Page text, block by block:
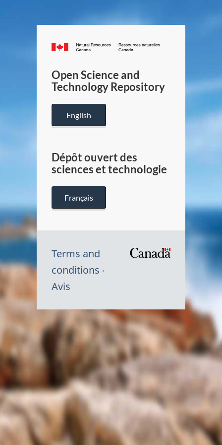
Canada.ca
/
Canada
Open Science and
Technology Repository
English
Dépôt ouvert des
sciences et technologie
Français
Terms and
conditions
Avis
Symbole
du
Canada